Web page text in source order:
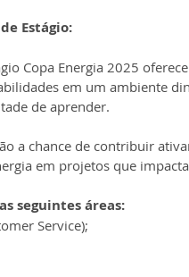
Estágio:
Copa Energia 2025
em um ambiente
de aprender.
a chance de contribuir
em projetos que
seguintes áreas:
Service);